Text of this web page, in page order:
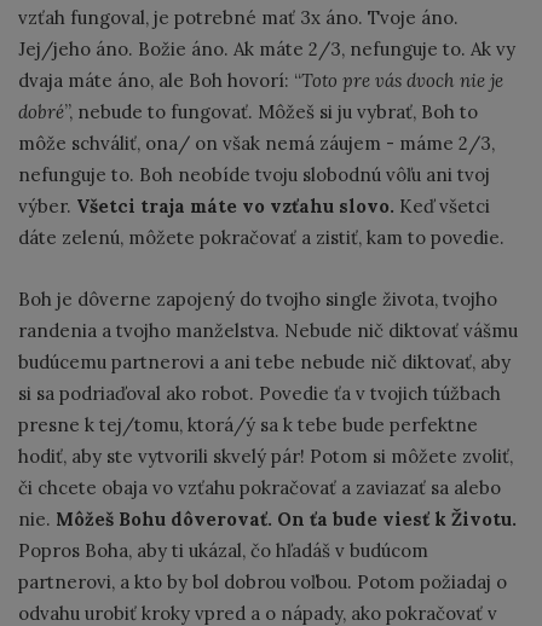
vzťah fungoval, je potrebné mať 3x áno. Tvoje áno.
Jej/jeho áno. Božie áno. Ak máte 2/3, nefunguje to. Ak vy
dvaja máte áno, ale Boh hovorí: “Toto pre vás dvoch nie je
dobré”, nebude to fungovať. Môžeš si ju vybrať, Boh to
môže schváliť, ona/ on však nemá záujem - máme 2/3,
nefunguje to. Boh neobíde tvoju slobodnú vôľu ani tvoj
výber. Všetci traja máte vo vzťahu slovo. Keď všetci
dáte zelenú, môžete pokračovať a zistiť, kam to povedie.
Boh je dôverne zapojený do tvojho single života, tvojho
randenia a tvojho manželstva. Nebude nič diktovať vášmu
budúcemu partnerovi a ani tebe nebude nič diktovať, aby
si sa podriaďoval ako robot. Povedie ťa v tvojich túžbach
presne k tej/tomu, ktorá/ý sa k tebe bude perfektne
hodiť, aby ste vytvorili skvelý pár! Potom si môžete zvoliť,
či chcete obaja vo vzťahu pokračovať a zaviazať sa alebo
nie. Môžeš Bohu dôverovať. On ťa bude viesť k Životu.
Popros Boha, aby ti ukázal, čo hľadáš v budúcom
partnerovi, a kto by bol dobrou voľbou. Potom požiadaj o
odvahu urobiť kroky vpred a o nápady, ako pokračovať v